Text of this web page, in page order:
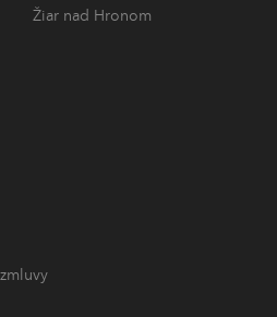
Žiar nad Hronom